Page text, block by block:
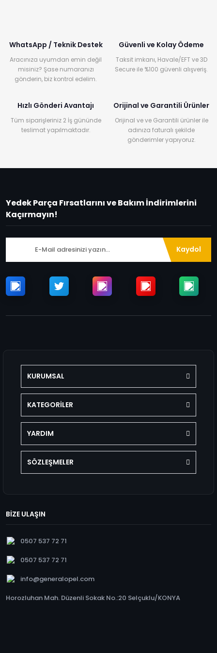
WhatsApp / Teknik Destek
Aracınıza uyumdan emin değil
misiniz? Şase numaranızı
gönderin, biz kontrol edelim.
Güvenli ve Kolay Ödeme
Taksit imkanı, Havale/EFT ve 3D
Secure ile %100 güvenli alışveriş.
Hızlı Gönderi Avantajı
Tüm siparişleriniz 2 İş gününde
teslimat yapılmaktadır.
Orijinal ve Garantili Ürünler
Orijinal ve ve Garantili ürünler ile
adınıza faturalı şekilde
gönderimler yapıyoruz.
Yedek Parça Fırsatlarını ve Bakım İndirimlerini
Kaçırmayın!
Kaydol
KURUMSAL
KATEGORİLER
YARDIM
SÖZLEŞMELER
BİZE ULAŞIN
0507 537 72 71
0507 537 72 71
info@generalopel.com
Horozluhan Mah. Düzenli Sokak No.:20 Selçuklu/KONYA